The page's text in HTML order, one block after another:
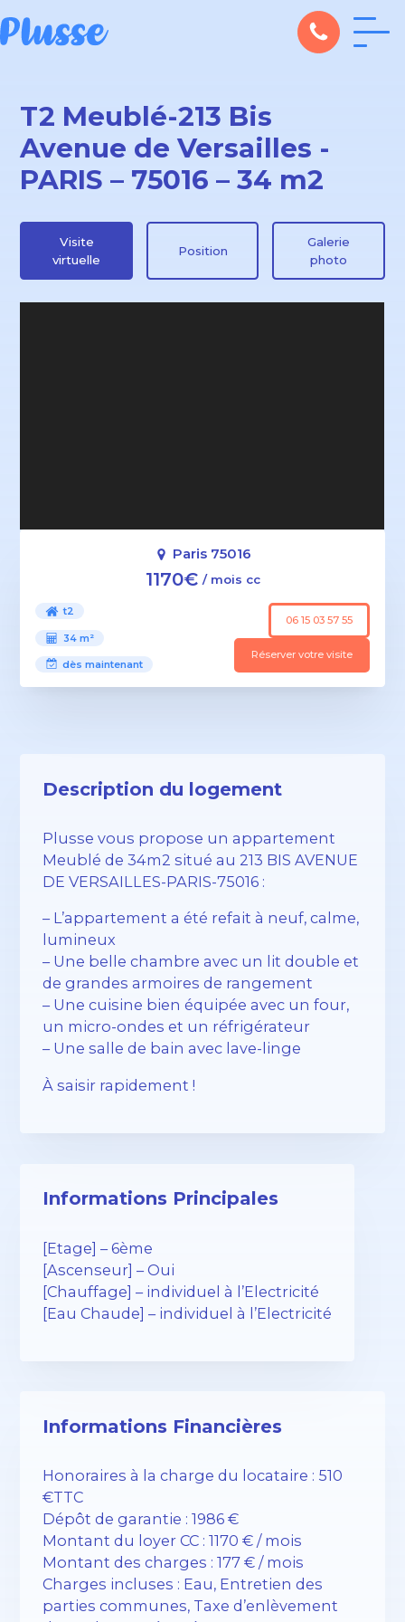
T2 Meublé-213 Bis
Avenue de Versailles -
PARIS – 75016 – 34 m2
Visite
virtuelle
Position
Galerie
photo
Paris 75016
1170€ / mois cc
t2
34 m²
dès maintenant
06 15 03 57 55
Réserver votre visite
Description du logement
Plusse vous propose un appartement
Meublé de 34m2 situé au 213 BIS AVENUE
DE VERSAILLES-PARIS-75016 :
– L’appartement a été refait à neuf, calme,
lumineux
– Une belle chambre avec un lit double et
de grandes armoires de rangement
– Une cuisine bien équipée avec un four,
un micro-ondes et un réfrigérateur
– Une salle de bain avec lave-linge
À saisir rapidement !
Informations Principales
[Etage] – 6ème
[Ascenseur] – Oui
[Chauffage] – individuel à l’Electricité
[Eau Chaude] – individuel à l’Electricité
Informations Financières
Honoraires à la charge du locataire : 510
€TTC
Dépôt de garantie : 1986 €
Montant du loyer CC : 1170 € / mois
Montant des charges : 177 € / mois
Charges incluses : Eau, Entretien des
parties communes, Taxe d’enlèvement